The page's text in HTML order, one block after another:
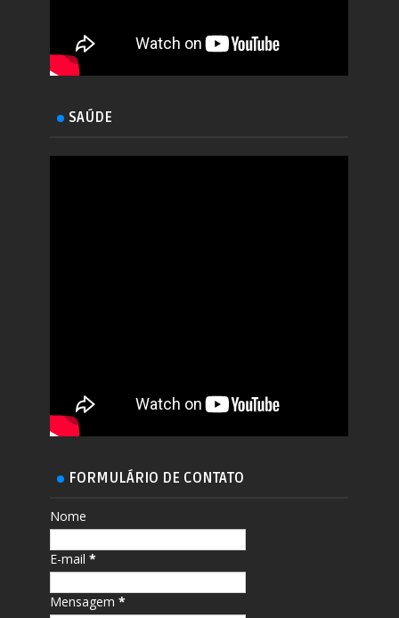
SAÚDE
FORMULÁRIO DE CONTATO
Nome
E-mail*
Mensagem*